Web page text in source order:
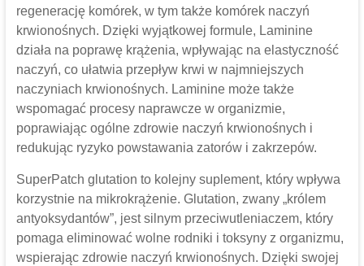
regenerację komórek, w tym także komórek naczyń
krwionośnych. Dzięki wyjątkowej formule, Laminine
działa na poprawę krążenia, wpływając na elastyczność
naczyń, co ułatwia przepływ krwi w najmniejszych
naczyniach krwionośnych. Laminine może także
wspomagać procesy naprawcze w organizmie,
poprawiając ogólne zdrowie naczyń krwionośnych i
redukując ryzyko powstawania zatorów i zakrzepów.
SuperPatch glutation to kolejny suplement, który wpływa
korzystnie na mikrokrążenie. Glutation, zwany „królem
antyoksydantów”, jest silnym przeciwutleniaczem, który
pomaga eliminować wolne rodniki i toksyny z organizmu,
wspierając zdrowie naczyń krwionośnych. Dzięki swojej